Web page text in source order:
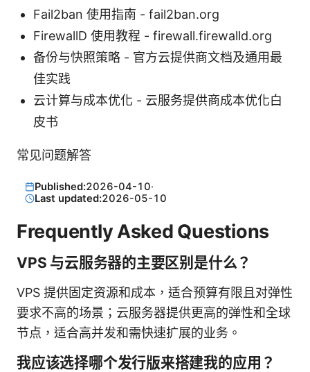
Fail2ban 使用指南 - fail2ban.org
FirewallD 使用教程 - firewall.firewalld.org
备份与快照策略 - 官方云提供商文档及通用最
佳实践
云计算与成本优化 - 云服务提供商成本优化白
皮书
常见问题解答
Published:2026-04-10·
Last updated:2026-05-10
Frequently Asked Questions
VPS 与云服务器的主要区别是什么？
VPS 提供固定资源和成本，适合预算有限且对弹性
要求不高的场景；云服务器提供更高的弹性和全球
节点，适合高并发和需快速扩展的业务。
我应该选择哪个发行版来搭建我的应用？